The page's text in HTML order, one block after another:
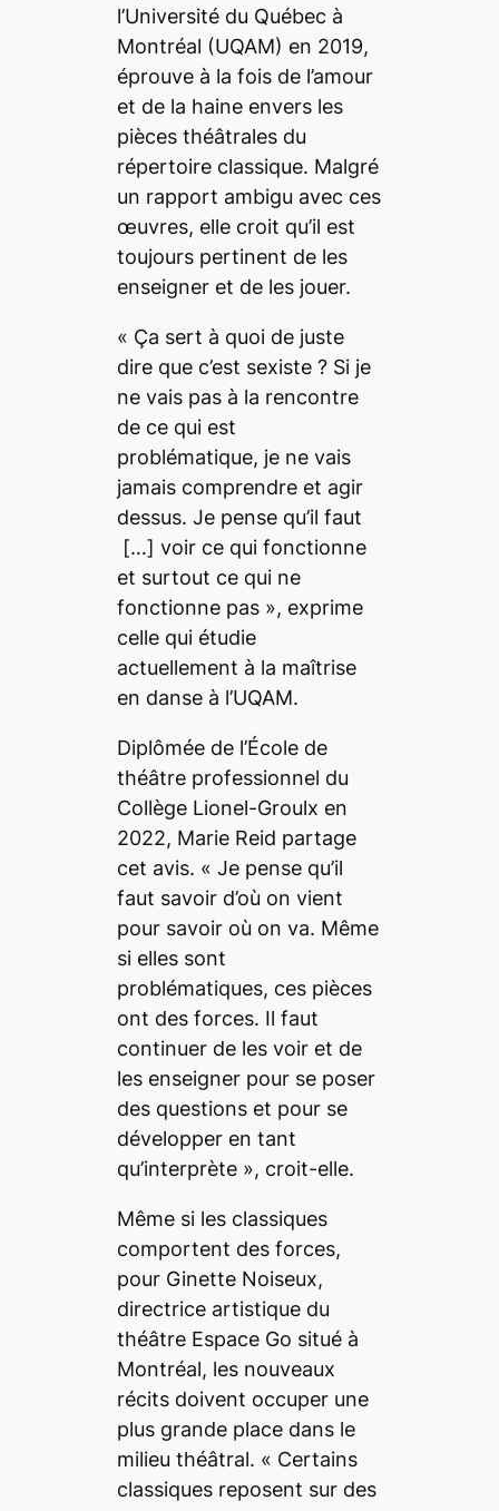
l’Université du Québec à
Montréal (UQAM) en 2019,
éprouve à la fois de l’amour
et de la haine envers les
pièces théâtrales du
répertoire classique. Malgré
un rapport ambigu avec ces
œuvres, elle croit qu’il est
toujours pertinent de les
enseigner et de les jouer.
« Ça sert à quoi de juste
dire que c’est sexiste ? Si je
ne vais pas à la rencontre
de ce qui est
problématique, je ne vais
jamais comprendre et agir
dessus. Je pense qu’il faut
[…] voir ce qui fonctionne
et surtout ce qui ne
fonctionne pas », exprime
celle qui étudie
actuellement à la maîtrise
en danse à l’UQAM.
Diplômée de l’École de
théâtre professionnel du
Collège Lionel-Groulx en
2022, Marie Reid partage
cet avis. « Je pense qu’il
faut savoir d’où on vient
pour savoir où on va. Même
si elles sont
problématiques, ces pièces
ont des forces. Il faut
continuer de les voir et de
les enseigner pour se poser
des questions et pour se
développer en tant
qu’interprète », croit-elle.
Même si les classiques
comportent des forces,
pour Ginette Noiseux,
directrice artistique du
théâtre Espace Go situé à
Montréal, les nouveaux
récits doivent occuper une
plus grande place dans le
milieu théâtral. « Certains
classiques reposent sur des